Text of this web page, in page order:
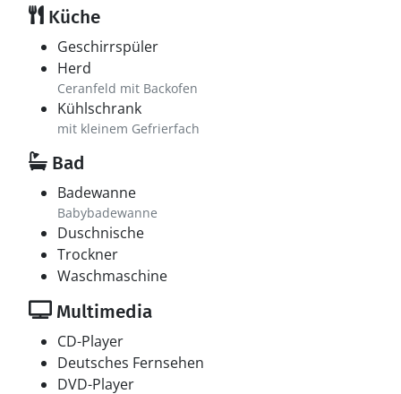
Küche
Geschirrspüler
Herd
Ceranfeld mit Backofen
Kühlschrank
mit kleinem Gefrierfach
Bad
Badewanne
Babybadewanne
Duschnische
Trockner
Waschmaschine
Multimedia
CD-Player
Deutsches Fernsehen
DVD-Player